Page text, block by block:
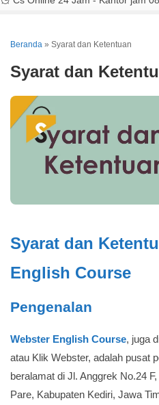
Beranda » Syarat dan Ketentuan
Syarat dan
Syarat dan
English Course
Pengenalan
Webster English Course, juga
atau Klik Webster, adalah pusat
beralamat di Jl. Anggrek No.24
Pare, Kabupaten Kediri, Jawa